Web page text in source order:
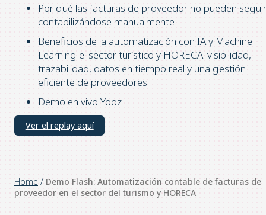
Por qué las facturas de proveedor no pueden seguir
contabilizándose manualmente
Beneficios de la automatización con IA y Machine
Learning el sector turístico y HORECA: visibilidad,
trazabilidad, datos en tiempo real y una gestión
eficiente de proveedores
Demo en vivo Yooz
Ver el replay aquí
Home / Demo Flash: Automatización contable de facturas de
proveedor en el sector del turismo y HORECA